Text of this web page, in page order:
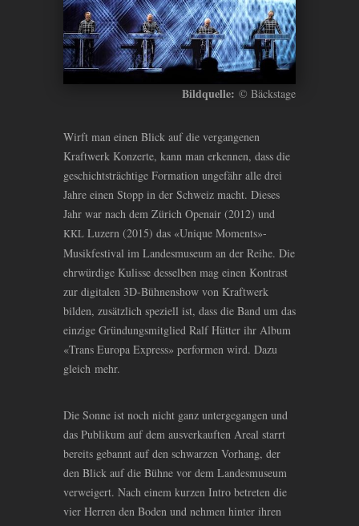
Bildquelle: © Bäckstage
Wirft man einen Blick auf die vergangenen
Kraftwerk Konzerte, kann man erkennen, dass die
geschichtsträchtige Formation ungefähr alle drei
Jahre einen Stopp in der Schweiz macht. Dieses
Jahr war nach dem Zürich Openair (2012) und
KKL Luzern (2015) das «Unique Moments»-
Musikfestival im Landesmuseum an der Reihe. Die
ehrwürdige Kulisse desselben mag einen Kontrast
zur digitalen 3D-Bühnenshow von Kraftwerk
bilden, zusätzlich speziell ist, dass die Band um das
einzige Gründungsmitglied Ralf Hütter ihr Album
«Trans Europa Express» performen wird. Dazu
gleich mehr.
Die Sonne ist noch nicht ganz untergegangen und
das Publikum auf dem ausverkauften Areal starrt
bereits gebannt auf den schwarzen Vorhang, der
den Blick auf die Bühne vor dem Landesmuseum
verweigert. Nach einem kurzen Intro betreten die
vier Herren den Boden und nehmen hinter ihren